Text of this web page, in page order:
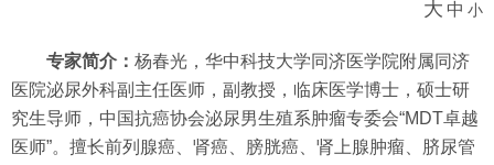
大 中 小
专家简介： 杨春光，华中科技大学同济医学院附属同济
医院泌尿外科副主任医师，副教授，临床医学博士，硕士研
究生导师，中国抗癌协会泌尿男生殖系肿瘤专委会“MDT卓越
医师”。擅长前列腺癌、肾癌、膀胱癌、肾上腺肿瘤、脐尿管